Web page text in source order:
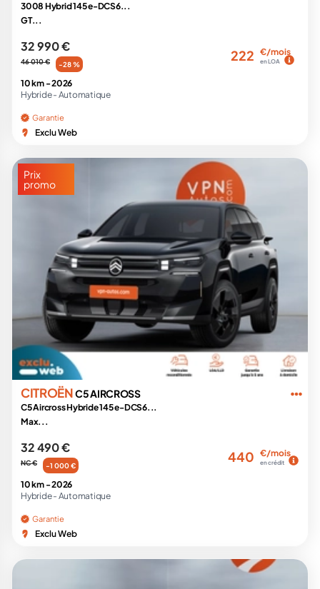
3008 Hybrid 145 e-DCS6...
GT...
32 990 €
46 010 € -28 %
222 €/mois
en LOA
10 km -2026
Hybride - Automatique
Garantie
Exclu Web
Prix
promo
CITROËNC5 AIRCROSS
C5 Aircross Hybride 145 e-DCS6...
Max...
32 490 €
NC € -1 000 €
440 €/mois
en crédit
10 km -2026
Hybride - Automatique
Garantie
Exclu Web